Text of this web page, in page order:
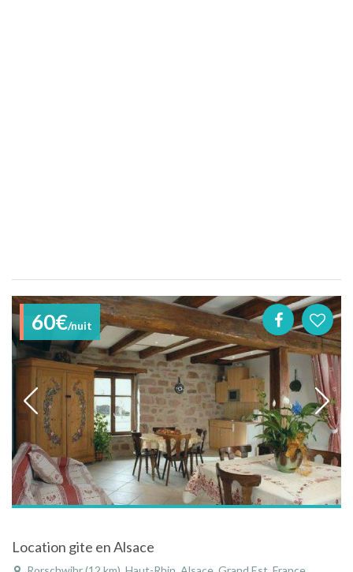
60€/nuit
Location gite en Alsace